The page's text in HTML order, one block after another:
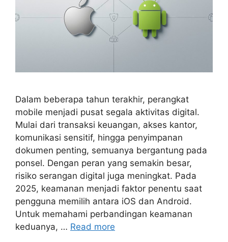
Dalam beberapa tahun terakhir, perangkat
mobile menjadi pusat segala aktivitas digital.
Mulai dari transaksi keuangan, akses kantor,
komunikasi sensitif, hingga penyimpanan
dokumen penting, semuanya bergantung pada
ponsel. Dengan peran yang semakin besar,
risiko serangan digital juga meningkat. Pada
2025, keamanan menjadi faktor penentu saat
pengguna memilih antara iOS dan Android.
Untuk memahami perbandingan keamanan
keduanya, … Read more